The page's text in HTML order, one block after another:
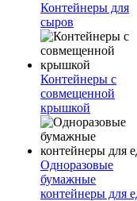
Контейнеры для
сыров
Контейнеры с
совмещенной
крышкой
Одноразовые
бумажные
контейнеры для